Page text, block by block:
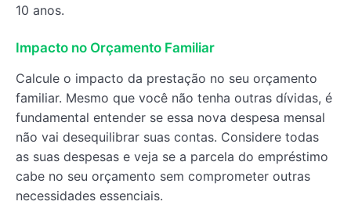
10 anos.
Impacto no Orçamento Familiar
Calcule o impacto da prestação no seu orçamento
familiar. Mesmo que você não tenha outras dívidas, é
fundamental entender se essa nova despesa mensal
não vai desequilibrar suas contas. Considere todas
as suas despesas e veja se a parcela do empréstimo
cabe no seu orçamento sem comprometer outras
necessidades essenciais.